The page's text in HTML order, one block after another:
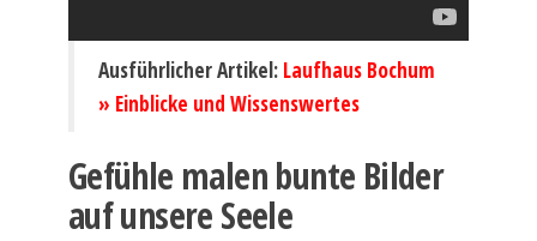
Ausführlicher Artikel: Laufhaus Bochum
» Einblicke und Wissenswertes
Gefühle malen bunte Bilder
auf unsere Seele